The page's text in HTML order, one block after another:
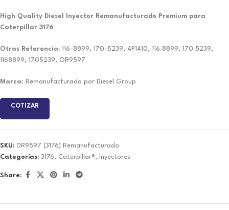
High Quality Diesel Inyector Remanufacturado Premium para
Caterpillar 3176
Otras Referencia: 116-8899, 170-5239, 4P1410, 116 8899, 170 5239,
1168899, 1705239, OR9597
Marca: Remanufacturado por Diesel Group
COTIZAR
SKU: 0R9597 (3176) Remanufacturado
Categorías: 3176, Caterpillar®, Inyectores
Share: